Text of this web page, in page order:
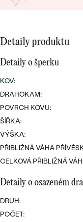
DLE MATERIÁLU
ZLATO
STŘÍBRO
S LAB-
S PERLAMI
DLE STYLU
SYMBOLICKÉ
PODLE
PODLE BARVY
LUXUSNÍ
CENOVĚ
LUXUSNÍ
Detaily produktu
Detaily o šperku
KOV:
DRAHOKAM:
POVRCH KOVU:
ŠÍŘKA:
VÝŠKA:
PŘIBLIŽNÁ VÁHA
CELKOVÁ PŘIBLIŽNÁ
Detaily o osazeném
DRUH:
POČET: